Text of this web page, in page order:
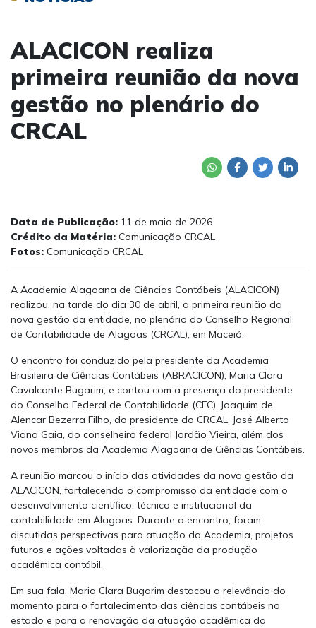
ALACICON realiza
primeira reunião da nova
gestão no plenário do
CRCAL
Data de Publicação: 11 de maio de 2026
Crédito da Matéria: Comunicação CRCAL
Fotos: Comunicação CRCAL
A Academia Alagoana de Ciências Contábeis (ALACICON)
realizou, na tarde do dia 30 de abril, a primeira reunião da
nova gestão da entidade, no plenário do Conselho Regional
de Contabilidade de Alagoas (CRCAL), em Maceió.
O encontro foi conduzido pela presidente da Academia
Brasileira de Ciências Contábeis (ABRACICON), Maria Clara
Cavalcante Bugarim, e contou com a presença do presidente
do Conselho Federal de Contabilidade (CFC), Joaquim de
Alencar Bezerra Filho, do presidente do CRCAL, José Alberto
Viana Gaia, do conselheiro federal Jordão Vieira, além dos
novos membros da Academia Alagoana de Ciências Contábeis.
A reunião marcou o início das atividades da nova gestão da
ALACICON, fortalecendo o compromisso da entidade com o
desenvolvimento científico, técnico e institucional da
contabilidade em Alagoas. Durante o encontro, foram
discutidas perspectivas para atuação da Academia, projetos
futuros e ações voltadas à valorização da produção
acadêmica contábil.
Em sua fala, Maria Clara Bugarim destacou a relevância do
momento para o fortalecimento das ciências contábeis no
estado e para a renovação da atuação acadêmica da